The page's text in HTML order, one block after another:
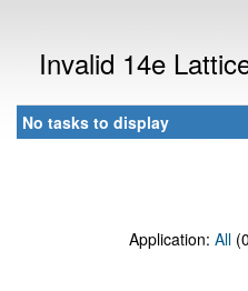
Invalid 14e
No tasks to display
Application: All